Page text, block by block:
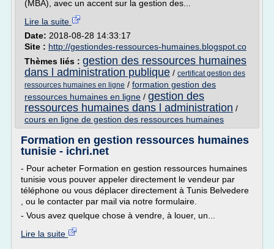
(MBA), avec un accent sur la gestion des...
Lire la suite
Date: 2018-08-28 14:33:17
Site : http://gestiondes-ressources-humaines.blogspot.co
Thèmes liés : gestion des ressources humaines
dans l administration publique / certificat gestion des
ressources humaines en ligne / formation gestion des
ressources humaines en ligne / gestion des
ressources humaines dans l administration /
cours en ligne de gestion des ressources humaines
Formation en gestion ressources humaines
tunisie - ichri.net
- Pour acheter Formation en gestion ressources humaines
tunisie vous pouver appeler directement le vendeur par
téléphone ou vous déplacer directement à Tunis Belvedere
, ou le contacter par mail via notre formulaire.
- Vous avez quelque chose à vendre, à louer, un...
Lire la suite